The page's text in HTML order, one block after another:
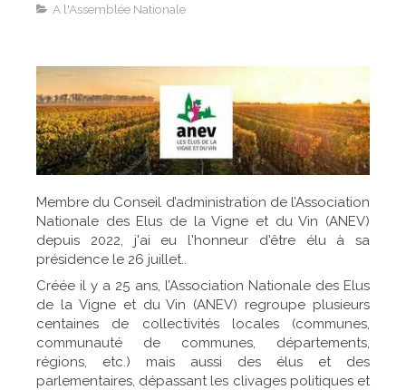
A l'Assemblée Nationale
Membre du Conseil d’administration de l’Association
Nationale des Elus de la Vigne et du Vin (ANEV)
depuis 2022, j'ai eu l'honneur d'être élu à sa
présidence le 26 juillet..
Créée il y a 25 ans, l’Association Nationale des Elus
de la Vigne et du Vin (ANEV) regroupe plusieurs
centaines de collectivités locales (communes,
communauté de communes, départements,
régions, etc.) mais aussi des élus et des
parlementaires, dépassant les clivages politiques et